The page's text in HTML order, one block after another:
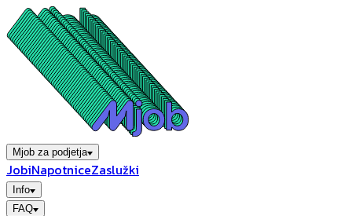
Mjob za podjetja
JobiNapotniceZaslužki
Info
FAQ